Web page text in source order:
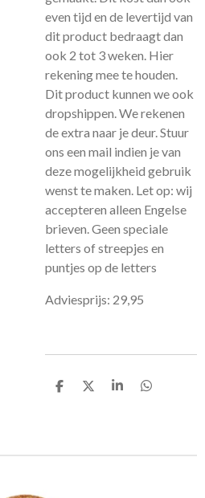
even tijd en de levertijd van
dit product bedraagt dan
ook 2 tot 3 weken. Hier
rekening mee te houden.
Dit product kunnen we ook
dropshippen. We rekenen
de extra naar je deur. Stuur
ons een mail indien je van
deze mogelijkheid gebruik
wenst te maken. Let op: wij
accepteren alleen Engelse
brieven. Geen speciale
letters of streepjes en
puntjes op de letters
Adviesprijs: 29,95
D
D
S
D